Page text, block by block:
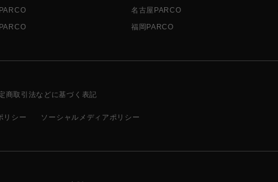
名古屋PARCO
福岡PARCO
商取引法などに基づく表記
リシー ソーシャルメディアポリシー